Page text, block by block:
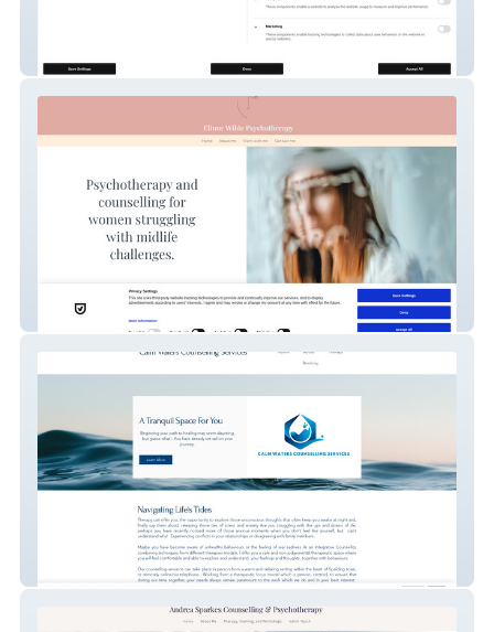
Compass North
Elinor Wilde Psychotherapy
Calm Waters Counsell